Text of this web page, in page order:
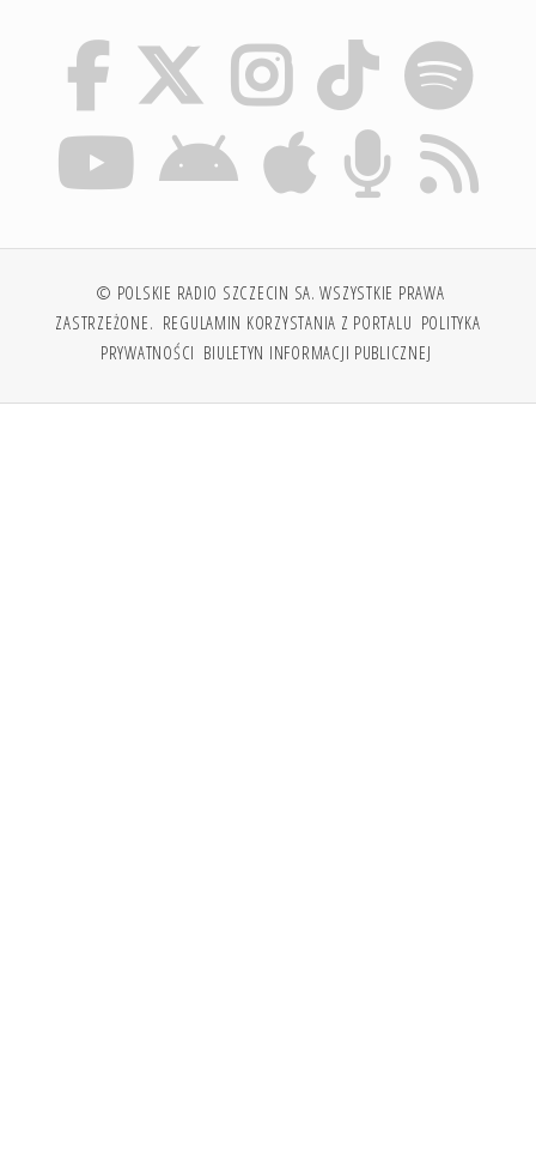
© POLSKIE RADIO SZCZECIN SA. WSZYSTKIE PRAWA
ZASTRZEŻONE. REGULAMIN KORZYSTANIA Z PORTALU POLITYKA
PRYWATNOŚCI BIULETYN INFORMACJI PUBLICZNEJ